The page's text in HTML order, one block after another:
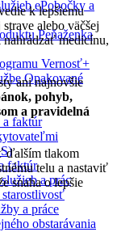
ePobočky a
Peňaženka
Vernosť+
Opakované
a faktúr
faktúr
a prác
a práce
obstarávania
k lepšiemu
alebo väčšej
medicínu,
ani najnovšie
pohyb,
a pravidelná
ďalším tlakom
telu a nastaviť
snaha o lepšie